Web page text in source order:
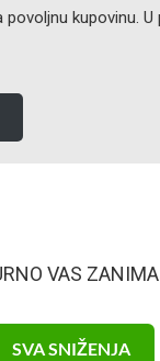
povoljnu kupovinu. U
VAS
SVA SNIŽENJA